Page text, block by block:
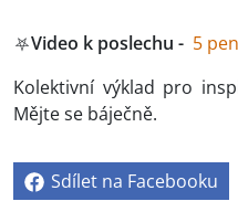
⛧Video k poslechu - 5
Kolektivní výklad pro
Mějte se báječně.
Sdílet na Facebooku